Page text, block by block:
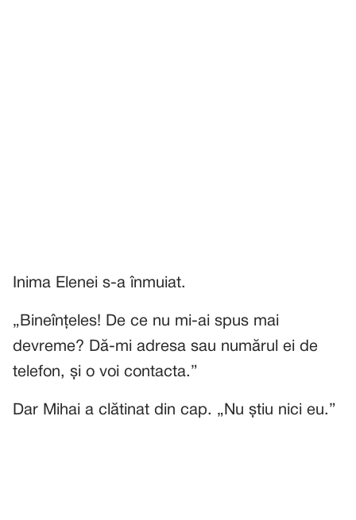
Inima Elenei s-a înmuiat.
„Bineînțeles! De ce nu mi-ai spus mai
devreme? Dă-mi adresa sau numărul ei de
telefon, și o voi contacta.”
Dar Mihai a clătinat din cap. „Nu știu nici eu.”